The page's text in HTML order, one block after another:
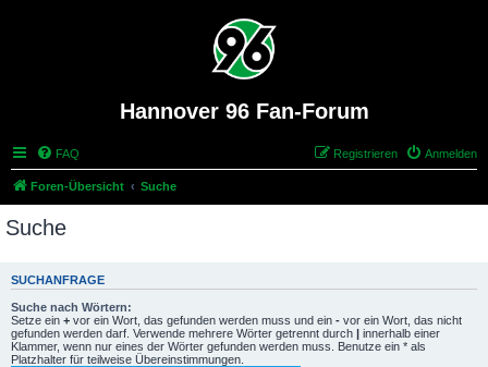
Hannover 96 Fan-Forum
FAQ Anmelden
Registrieren
Foren-Übersicht Suche
Suche
SUCHANFRAGE
Suche nach Wörtern:
Setze ein + vor ein Wort, das gefunden werden muss und ein - vor ein Wort, das nicht
gefunden werden darf. Verwende mehrere Wörter getrennt durch | innerhalb einer
Klammer, wenn nur eines der Wörter gefunden werden muss. Benutze ein * als
Platzhalter für teilweise Übereinstimmungen.